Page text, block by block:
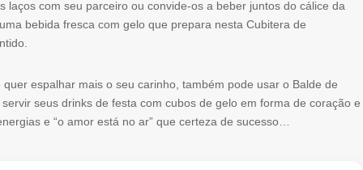
laços com seu parceiro ou convide-os a beber juntos do cálice da
bebida fresca com gelo que prepara nesta Cubitera de
espalhar mais o seu carinho, também pode usar o Balde de
seus drinks de festa com cubos de gelo em forma de coração e
e “o amor está no ar” que certeza de sucesso…